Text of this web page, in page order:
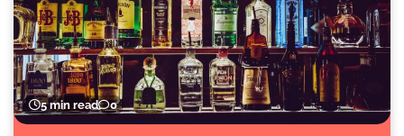
5 min read 0